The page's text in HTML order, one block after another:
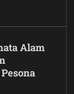
Alam